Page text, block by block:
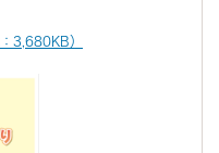
3,680KB）